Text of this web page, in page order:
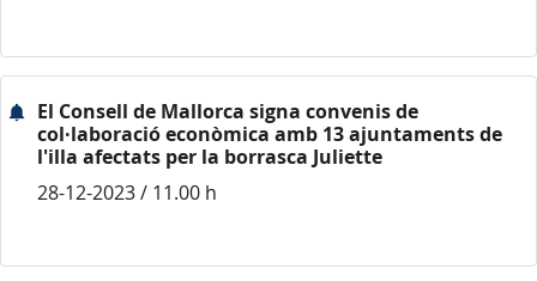
El Consell de Mallorca signa convenis de
col·laboració econòmica amb 13 ajuntaments de
l'illa afectats per la borrasca Juliette
28-12-2023 / 11.00 h